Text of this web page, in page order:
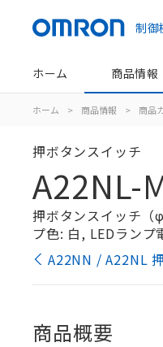
制御
ホーム 商品情報
ホーム > 商品情報 > 商品
押ボタンスイッチ
A22NL-
押ボタンスイッチ
プ色: 白, LEDランプ
A22NN / A22NL
商品概要